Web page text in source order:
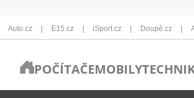
Auto.cz E15.cz iSport.cz Doupě.cz
POČÍTAČEMOBILY